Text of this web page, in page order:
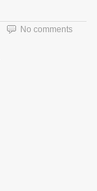
No comments